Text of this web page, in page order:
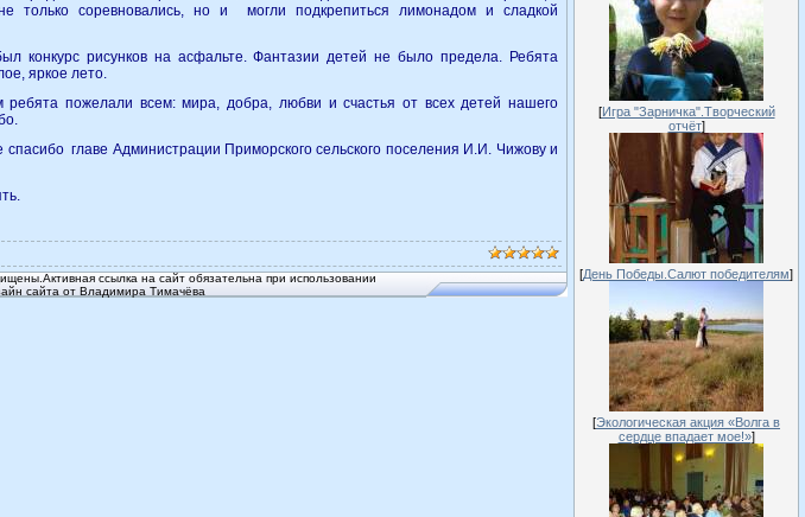
только соревновались, но и могли подкрепиться лимонадом и сладкой
конкурс рисунков на асфальте. Фантазии детей не было предела. Ребята
яркое лето.
пожелали всем: мира, добра, любви и счастья от всех детей нашего
главе Администрации Приморского сельского поселения И.И. Чижову и
ссылка на сайт обязательна при использовании
сайта от Владимира Тимачёва
[Игра "Зарничка".Творческий
отчёт]
[День Победы.Салют победителям]
[Экологическая акция «Волга в
сердце впадает мое!»]